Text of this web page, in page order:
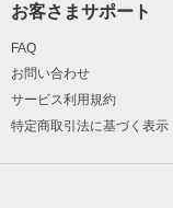
お客さまサポート
FAQ
お問い合わせ
サービス利用規約
特定商取引法に基づく表示